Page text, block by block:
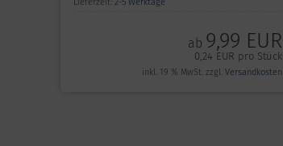
Lieferzeit: 2-5 Werktage
ab 9,99 EUR
0,24 EUR pro Stück
inkl. 19 % MwSt. zzgl. Versandkosten